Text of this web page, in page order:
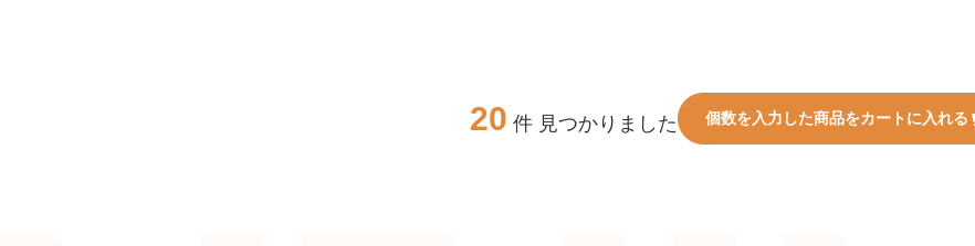
20 件 見つかりました 個数を入力した商品をカートに入れる